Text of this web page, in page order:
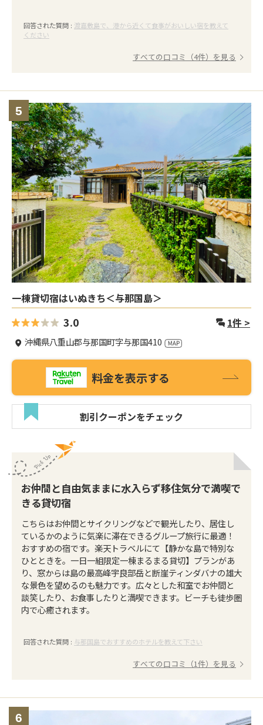
回答された質問 : 渡嘉敷島で、港から近くて食事がおいしい宿を教えて
ください
すべての口コミ（4件）を見る
5
一棟貸切宿はいぬきち＜与那国島＞
3.0 1件 >
沖縄県八重山郡与那国町字与那国410
料金を表示する
割引クーポンをチェック
お仲間と自由気ままに水入らず移住気分で満喫で
きる貸切宿
こちらはお仲間とサイクリングなどで観光したり、居住し
ているかのように気楽に滞在できるグループ旅行に最適！
おすすめの宿です。楽天トラベルにて【静かな島で特別な
ひとときを。一日一組限定一棟まるまる貸切】プランがあ
り、窓からは島の最高峰宇良部岳と断崖ティンダバナの雄大
な景色を望めるのも魅力です。広々とした和室でお仲間と
談笑したり、お食事したりと満喫できます。ビーチも徒歩圏
内で心癒されます。
回答された質問 : 与那国島でおすすめのホテルを教えて下さい
すべての口コミ（1件）を見る
6